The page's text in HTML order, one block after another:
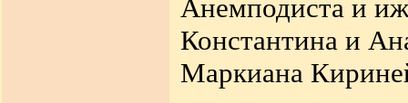
Анемподиста и
Константина и
Маркиана